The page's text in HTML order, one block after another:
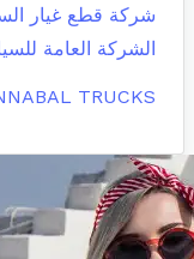
شركة قطع غيار
الشركة العامة
TRUCKS